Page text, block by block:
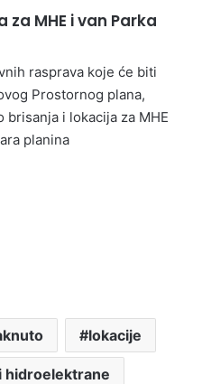
MHE i van Parka
rasprava koje će biti
Prostornog plana,
i lokacija za MHE
planina
lokacije
hidroelektrane